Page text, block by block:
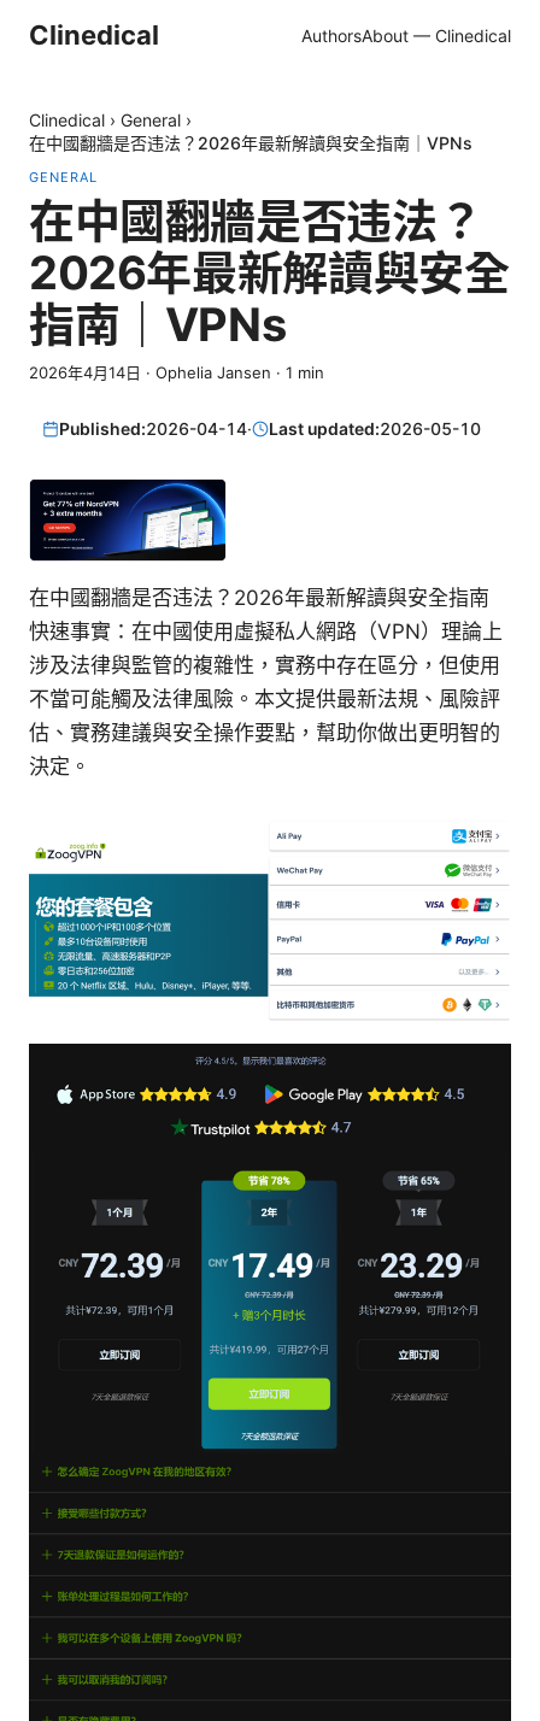
Clinedical AuthorsAbout — Clinedical
Clinedical › General ›
在中國翻牆是否违法？2026年最新解讀與安全指南｜VPNs
GENERAL
在中國翻牆是否违法？
2026年最新解讀與安全
指南｜VPNs
2026年4月14日 · Ophelia Jansen · 1 min
Published:2026-04-14· Last updated:2026-05-10
在中國翻牆是否违法？2026年最新解讀與安全指南
快速事實：在中國使用虛擬私人網路（VPN）理論上
涉及法律與監管的複雜性，實務中存在區分，但使用
不當可能觸及法律風險。本文提供最新法規、風險評
估、實務建議與安全操作要點，幫助你做出更明智的
決定。